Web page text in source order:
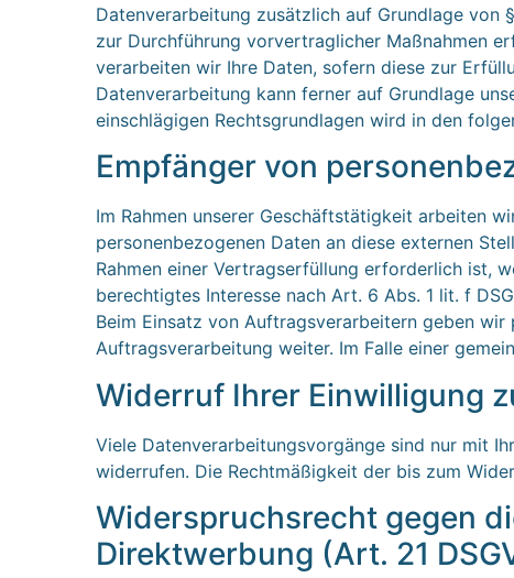
Datenverarbeitung zusätzlich auf Grundlage von
zur Durchführung vorvertraglicher Maßnahmen
verarbeiten wir Ihre Daten, sofern diese zur
Datenverarbeitung kann ferner auf Grundlage
einschlägigen Rechtsgrundlagen wird in den
Empfänger von
Im Rahmen unserer Geschäftstätigkeit arbeiten
personenbezogenen Daten an diese externen
Rahmen einer Vertragserfüllung erforderlich ist,
berechtigtes Interesse nach Art. 6 Abs. 1 lit. f
Beim Einsatz von Auftragsverarbeitern geben
Auftragsverarbeitung weiter. Im Falle einer
Widerruf Ihrer Einwilligung
Viele Datenverarbeitungsvorgänge sind nur mit
widerrufen. Die Rechtmäßigkeit der bis zum
Widerspruchsrecht gegen
Direktwerbung (Art. 21